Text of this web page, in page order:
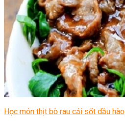
Học món thịt bò rau cải sốt dầu hào